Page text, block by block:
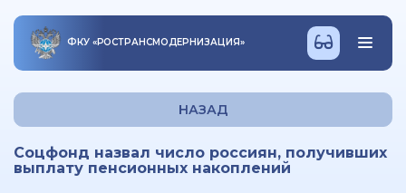
ФКУ «РОСТРАНСМОДЕРНИЗАЦИЯ»
НАЗАД
Соцфонд назвал число россиян, получивших
выплату пенсионных накоплений